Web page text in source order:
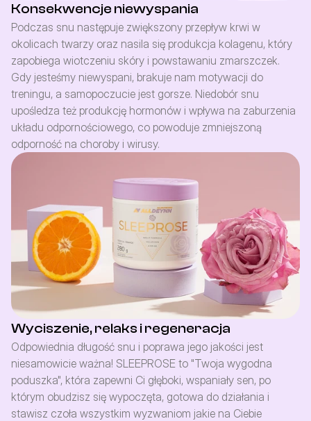
Konsekwencje niewyspania
Podczas snu następuje zwiększony przepływ krwi w
okolicach twarzy oraz nasila się produkcja kolagenu, który
zapobiega wiotczeniu skóry i powstawaniu zmarszczek.
Gdy jesteśmy niewyspani, brakuje nam motywacji do
treningu, a samopoczucie jest gorsze. Niedobór snu
upośledza też produkcję hormonów i wpływa na zaburzenia
układu odpornościowego, co powoduje zmniejszoną
odporność na choroby i wirusy.
Wyciszenie, relaks i regeneracja
Odpowiednia długość snu i poprawa jego jakości jest
niesamowicie ważna! SLEEPROSE to "Twoja wygodna
poduszka", która zapewni Ci głęboki, wspaniały sen, po
którym obudzisz się wypoczęta, gotowa do działania i
stawisz czoła wszystkim wyzwaniom jakie na Ciebie